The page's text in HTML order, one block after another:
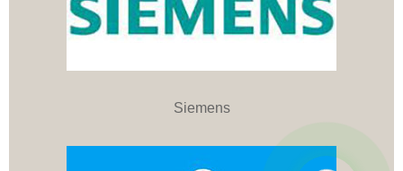
Siemens